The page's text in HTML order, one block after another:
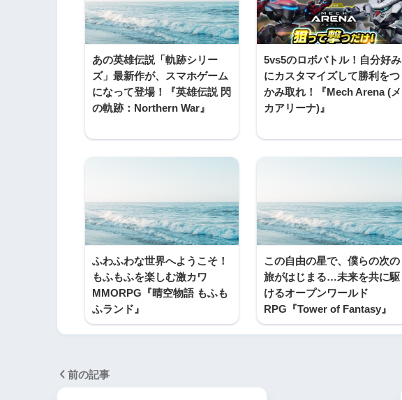
あの英雄伝説「軌跡シリー
ズ」最新作が、スマホゲーム
になって登場！『英雄伝説 閃
の軌跡：Northern War』
5vs5のロボバトル！自分好み
にカスタマイズして勝利をつ
かみ取れ！『Mech Arena (メ
カアリーナ)』
ふわふわな世界へようこそ！
もふもふを楽しむ激カワ
MMORPG『晴空物語 もふも
ふランド』
この自由の星で、僕らの次の
旅がはじまる…未来を共に駆
けるオープンワールド
RPG『Tower of Fantasy』
前の記事